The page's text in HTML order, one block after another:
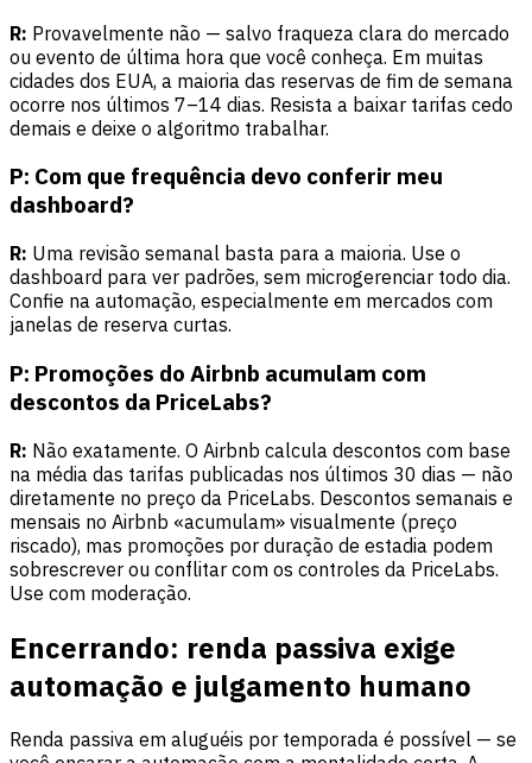
R: Provavelmente não — salvo fraqueza clara do mercado
ou evento de última hora que você conheça. Em muitas
cidades dos EUA, a maioria das reservas de fim de semana
ocorre nos últimos 7–14 dias. Resista a baixar tarifas cedo
demais e deixe o algoritmo trabalhar.
P: Com que frequência devo conferir meu
dashboard?
R: Uma revisão semanal basta para a maioria. Use o
dashboard para ver padrões, sem microgerenciar todo dia.
Confie na automação, especialmente em mercados com
janelas de reserva curtas.
P: Promoções do Airbnb acumulam com
descontos da PriceLabs?
R: Não exatamente. O Airbnb calcula descontos com base
na média das tarifas publicadas nos últimos 30 dias — não
diretamente no preço da PriceLabs. Descontos semanais e
mensais no Airbnb «acumulam» visualmente (preço
riscado), mas promoções por duração de estadia podem
sobrescrever ou conflitar com os controles da PriceLabs.
Use com moderação.
Encerrando: renda passiva exige
automação e julgamento humano
Renda passiva em aluguéis por temporada é possível — se